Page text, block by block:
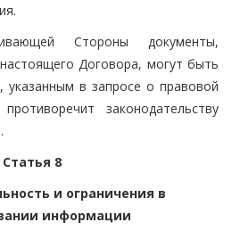
Стороны документы,
Договора, могут быть
в запросе о правовой
законодательству
Статья 8
и ограничения в
информации